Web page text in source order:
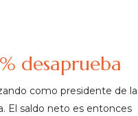
desaprueba
como presidente de la
El saldo neto es entonces